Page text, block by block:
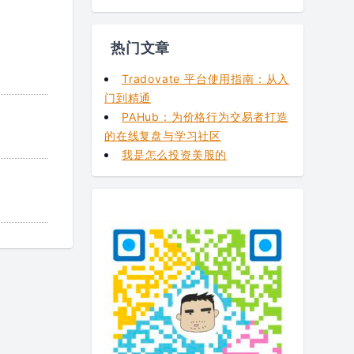
热门文章
Tradovate 平台使用指南：从入
门到精通
PAHub：为价格行为交易者打造
的在线复盘与学习社区
我是怎么投资美股的